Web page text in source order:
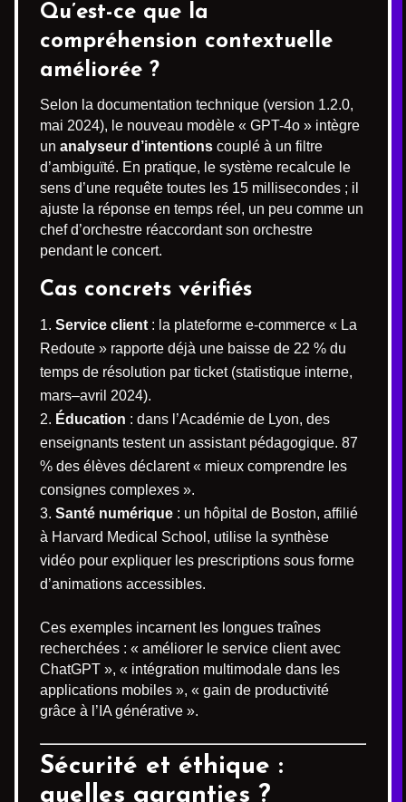
Qu’est-ce que la
compréhension contextuelle
améliorée ?
Selon la documentation technique (version 1.2.0,
mai 2024), le nouveau modèle « GPT-4o » intègre
un analyseur d’intentions couplé à un filtre
d’ambiguïté. En pratique, le système recalcule le
sens d’une requête toutes les 15 millisecondes ; il
ajuste la réponse en temps réel, un peu comme un
chef d’orchestre réaccordant son orchestre
pendant le concert.
Cas concrets vérifiés
Service client : la plateforme e-commerce « La
Redoute » rapporte déjà une baisse de 22 % du
temps de résolution par ticket (statistique interne,
mars–avril 2024).
Éducation : dans l’Académie de Lyon, des
enseignants testent un assistant pédagogique. 87
% des élèves déclarent « mieux comprendre les
consignes complexes ».
Santé numérique : un hôpital de Boston, affilié
à Harvard Medical School, utilise la synthèse
vidéo pour expliquer les prescriptions sous forme
d’animations accessibles.
Ces exemples incarnent les longues traînes
recherchées : « améliorer le service client avec
ChatGPT », « intégration multimodale dans les
applications mobiles », « gain de productivité
grâce à l’IA générative ».
Sécurité et éthique :
quelles garanties ?